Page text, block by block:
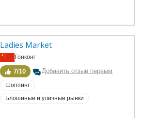
Ladies Market
Гонконг
7/10 Добавить отзыв первым
Шоппинг
Блошиные и уличные рынки